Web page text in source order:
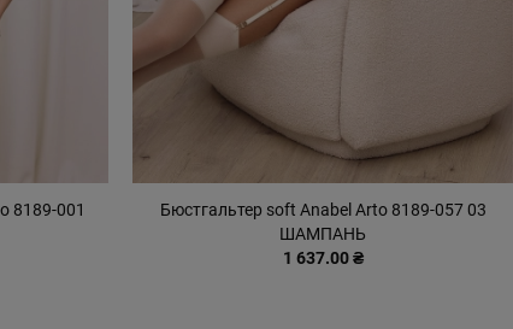
8189-001
Бюстгальтер soft Anabel Arto 8189-057 03
ШАМПАНЬ
1 637.00 ₴